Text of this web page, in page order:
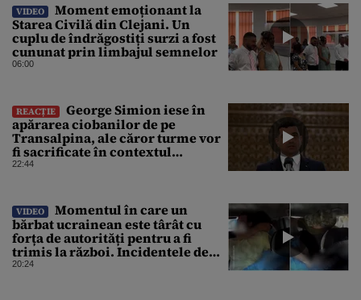
VIDEO
Moment emoționant la
Starea Civilă din Clejani. Un
cuplu de îndrăgostiți surzi a fost
cununat prin limbajul semnelor
06:00
REACȚIE
George Simion iese în
apărarea ciobanilor de pe
Transalpina, ale căror turme vor
fi sacrificate în contextul
focarului de variolă ovină
22:44
VIDEO
Momentul în care un
bărbat ucrainean este târât cu
forța de autorități pentru a fi
trimis la război. Incidentele de
acest fel sunt tot mai dese
20:24